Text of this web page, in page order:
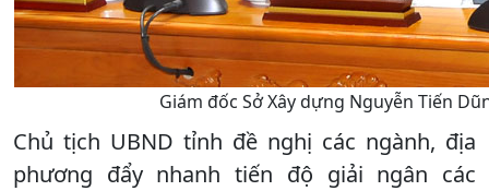
Giám đốc Sở Xây dựng Nguyễn Tiến
Chủ tịch UBND tỉnh đề nghị các ngành, địa
phương đẩy nhanh tiến độ giải ngân các